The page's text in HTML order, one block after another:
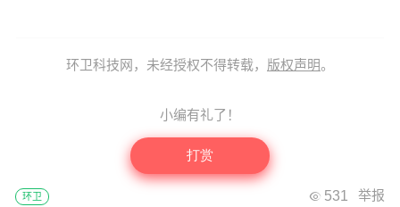
环卫科技网，未经授权不得转载， 版权声明。
小编有礼了！
打赏
环卫 举报
531